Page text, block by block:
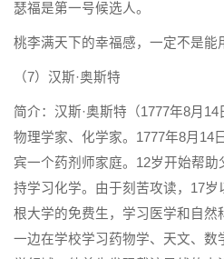
瑟福是第一号候选人。
桃李满天下的幸福感，一定不是能
（7）汉斯·奥斯特
简介：汉斯·奥斯特（1777年8月
物理学家、化学家。1777年8月14
宾一个药剂师家庭。12岁开始帮
持学习化学。由于刻苦攻读，17
根大学的免费生，学习医学和自然
一边在学校学习药物学、天文、数